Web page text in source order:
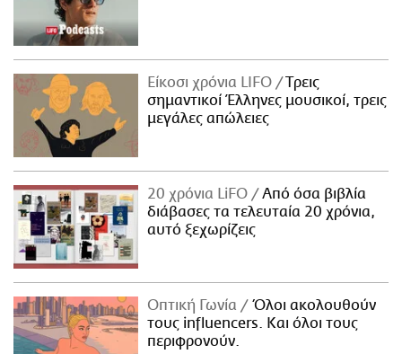
Είκοσι χρόνια LIFO
Tρεις
σημαντικοί Έλληνες μουσικοί, τρεις
μεγάλες απώλειες
20 χρόνια LiFO
Από όσα βιβλία
διάβασες τα τελευταία 20 χρόνια,
αυτό ξεχωρίζεις
Οπτική Γωνία
Όλοι ακολουθούν
τους influencers. Και όλοι τους
περιφρονούν.